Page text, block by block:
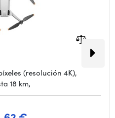
(resolución 4K),
18 km,